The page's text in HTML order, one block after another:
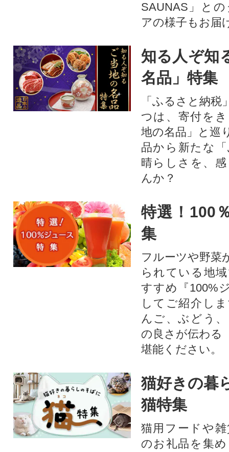
SAUNAS」と
アの様子もお届
知る人ぞ知
名品」特集
「ふるさと納
つは、寄付を
地の名品」と巡
品から新たな
晴らしさを、
んか？
特選！100
集
フルーツや野菜
られている地
すすめ『100%
してご紹介し
んご、ぶどう
の良さが伝わる
堪能ください。
猫好きの暮
猫特集
猫用フードや
のお礼品を集